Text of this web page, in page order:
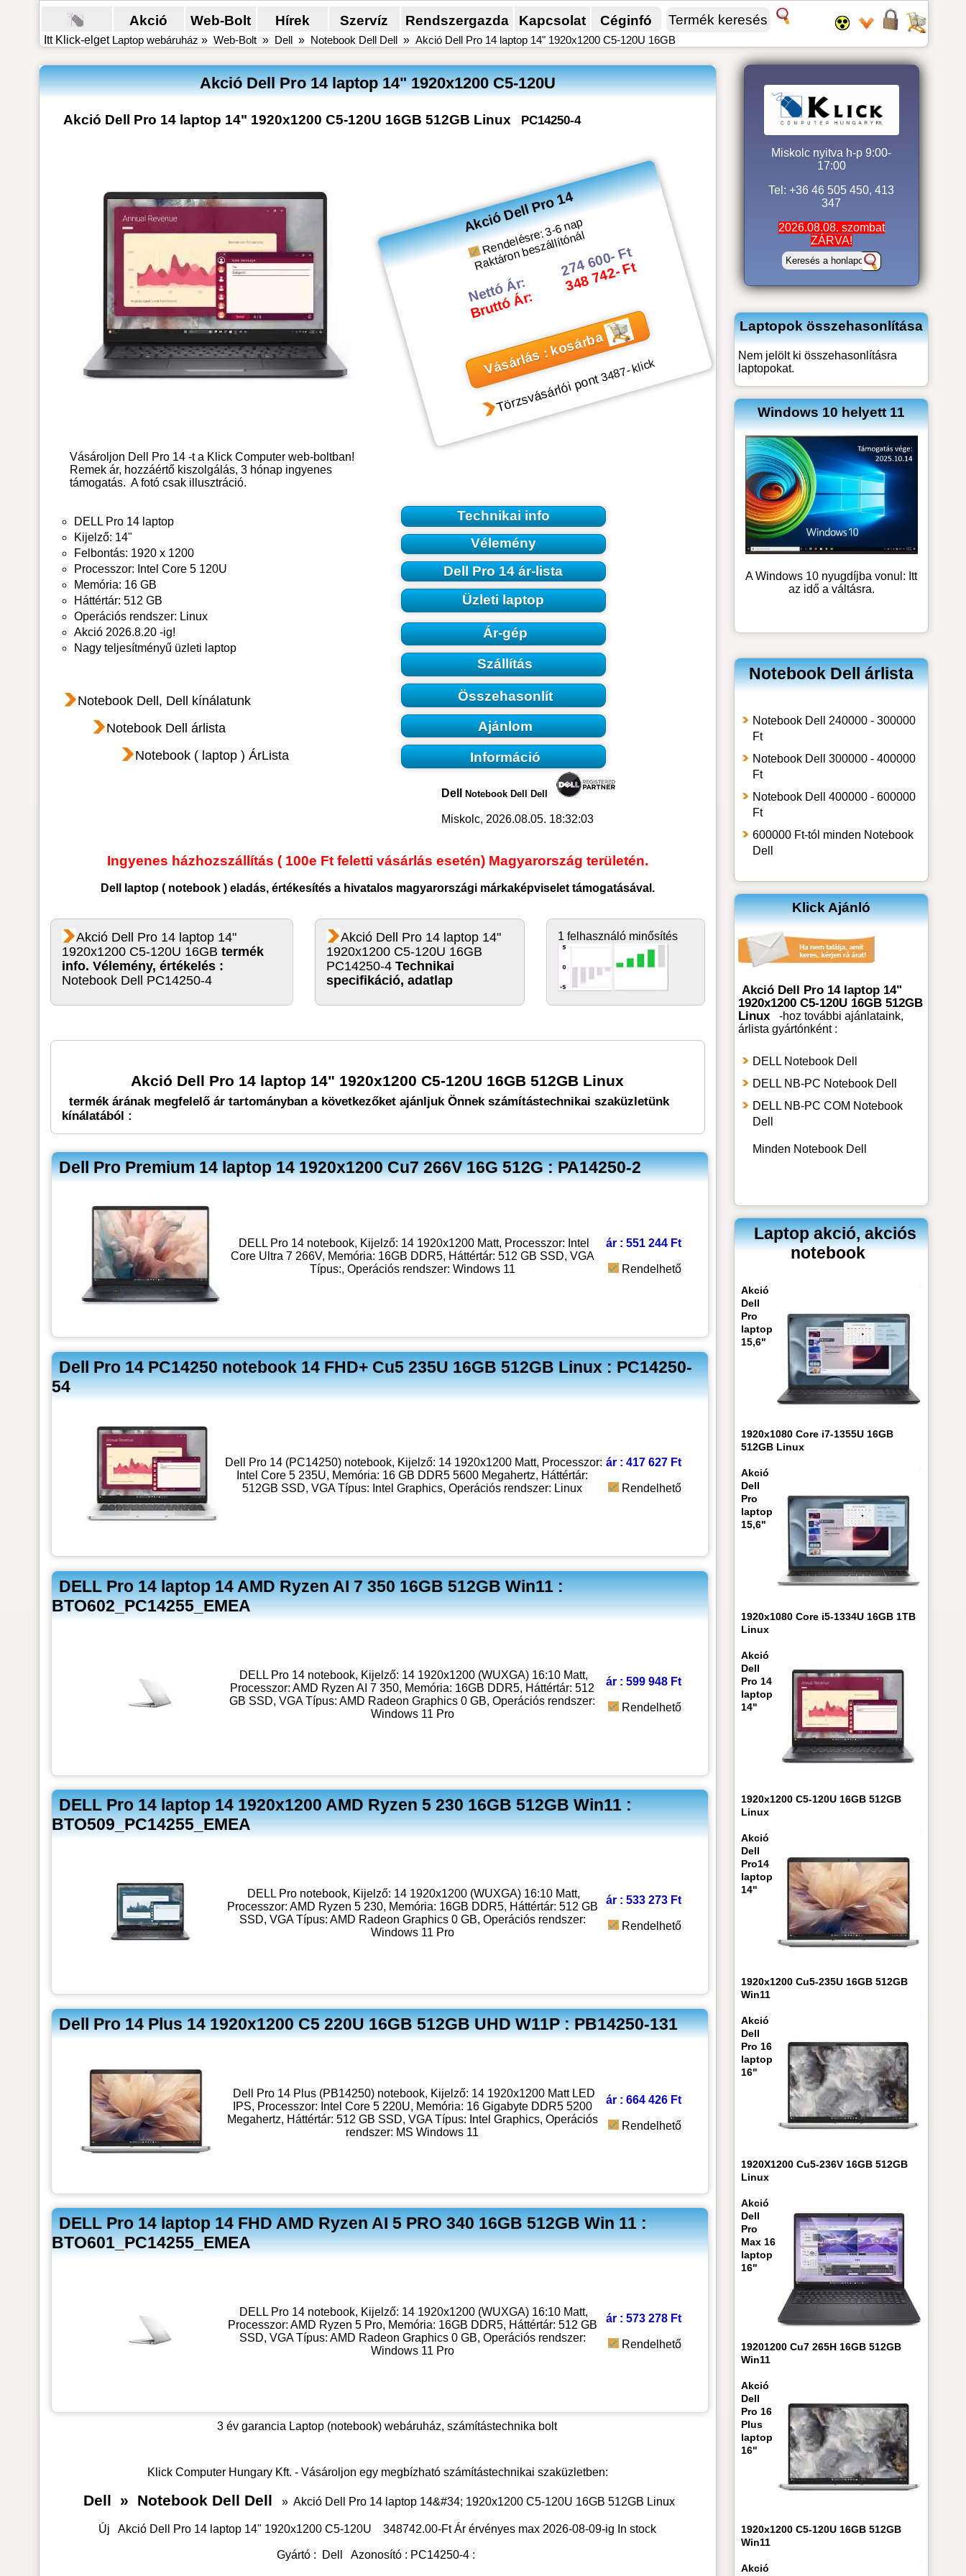
Akció Web-Bolt Hírek Szervíz Rendszergazda Kapcsolat Céginfó
Itt Klick-elget Laptop webáruház » Web-Bolt» Dell» Notebook Dell Dell» Akció Dell Pro 14 laptop 14" 1920x1200 C5-120U 16GB
Akció Dell Pro 14 laptop 14" 1920x1200 C5-120U
Akció Dell Pro 14 laptop 14" 1920x1200 C5-120U 16GB 512GB Linux PC14250-4
Vásároljon Dell Pro 14 -t a Klick Computer web-boltban!
Remek ár, hozzáértő kiszolgálás, 3 hónap ingyenes
támogatás. A fotó csak illusztráció.
Akció Dell Pro 14
Rendelésre: 3-6 nap
Raktáron beszállítónál
Nettó Ár:
Bruttó Ár:
274 600- Ft
348 742- Ft
Vásárlás : kosárba
Törzsvásárlói pont3487- klick
DELL Pro 14 laptop
Kijelző: 14"
Felbontás: 1920 x 1200
Processzor: Intel Core 5 120U
Memória: 16 GB
Háttértár: 512 GB
Operációs rendszer: Linux
Akció 2026.8.20 -ig!
Nagy teljesítményű üzleti laptop
Notebook Dell, Dell kínálatunk
Notebook Dell árlista
Notebook ( laptop ) ÁrLista
Technikai info
Vélemény
Dell Pro 14 ár-lista
Üzleti laptop
Ár-gép
Szállítás
Összehasonlít
Ajánlom
Információ
Dell Notebook Dell Dell
Miskolc, 2026.08.05. 18:32:03
Ingyenes házhozszállítás ( 100e Ft feletti vásárlás esetén) Magyarország területén.
Dell laptop ( notebook )eladás, értékesítés a hivatalos magyarországi márkaképviselet támogatásával.
Akció Dell Pro 14 laptop 14"
1920x1200 C5-120U 16GB termék
info. Vélemény, értékelés :
Notebook Dell PC14250-4
Akció Dell Pro 14 laptop 14"
1920x1200 C5-120U 16GB
PC14250-4 Technikai
specifikáció, adatlap
1 felhasználó minősítés
Akció Dell Pro 14 laptop 14" 1920x1200 C5-120U 16GB 512GB Linux
termék árának megfelelő ár tartományban a következőket ajánljuk Önnek számítástechnikai szaküzletünk
kínálatából :
Dell Pro Premium 14 laptop 14 1920x1200 Cu7 266V 16G 512G : PA14250-2
DELL Pro 14 notebook, Kijelző: 14 1920x1200 Matt, Processzor: Intel
Core Ultra 7 266V, Memória: 16GB DDR5, Háttértár: 512 GB SSD, VGA
Típus:, Operációs rendszer: Windows 11
ár : 551 244 Ft
Rendelhető
Dell Pro 14 PC14250 notebook 14 FHD+ Cu5 235U 16GB 512GB Linux : PC14250-
54
Dell Pro 14 (PC14250) notebook, Kijelző: 14 1920x1200 Matt, Processzor:
Intel Core 5 235U, Memória: 16 GB DDR5 5600 Megahertz, Háttértár:
512GB SSD, VGA Típus: Intel Graphics, Operációs rendszer: Linux
ár : 417 627 Ft
Rendelhető
DELL Pro 14 laptop 14 AMD Ryzen AI 7 350 16GB 512GB Win11 :
BTO602_PC14255_EMEA
DELL Pro 14 notebook, Kijelző: 14 1920x1200 (WUXGA) 16:10 Matt,
Processzor: AMD Ryzen AI 7 350, Memória: 16GB DDR5, Háttértár: 512
GB SSD, VGA Típus: AMD Radeon Graphics 0 GB, Operációs rendszer:
Windows 11 Pro
ár : 599 948 Ft
Rendelhető
DELL Pro 14 laptop 14 1920x1200 AMD Ryzen 5 230 16GB 512GB Win11 :
BTO509_PC14255_EMEA
DELL Pro notebook, Kijelző: 14 1920x1200 (WUXGA) 16:10 Matt,
Processzor: AMD Ryzen 5 230, Memória: 16GB DDR5, Háttértár: 512 GB
SSD, VGA Típus: AMD Radeon Graphics 0 GB, Operációs rendszer:
Windows 11 Pro
ár : 533 273 Ft
Rendelhető
Dell Pro 14 Plus 14 1920x1200 C5 220U 16GB 512GB UHD W11P : PB14250-131
Dell Pro 14 Plus (PB14250) notebook, Kijelző: 14 1920x1200 Matt LED
IPS, Processzor: Intel Core 5 220U, Memória: 16 Gigabyte DDR5 5200
Megahertz, Háttértár: 512 GB SSD, VGA Típus: Intel Graphics, Operációs
rendszer: MS Windows 11
ár : 664 426 Ft
Rendelhető
DELL Pro 14 laptop 14 FHD AMD Ryzen AI 5 PRO 340 16GB 512GB Win 11 :
BTO601_PC14255_EMEA
DELL Pro 14 notebook, Kijelző: 14 1920x1200 (WUXGA) 16:10 Matt,
Processzor: AMD Ryzen 5 Pro, Memória: 16GB DDR5, Háttértár: 512 GB
SSD, VGA Típus: AMD Radeon Graphics 0 GB, Operációs rendszer:
Windows 11 Pro
ár : 573 278 Ft
Rendelhető
3 év garancia Laptop (notebook) webáruház, számítástechnika bolt
Klick Computer Hungary Kft. - Vásároljon egy megbízható számítástechnikai szaküzletben:
Dell » Notebook Dell Dell »Akció Dell Pro 14 laptop 14&#34; 1920x1200 C5-120U 16GB 512GB Linux
ÚjAkció Dell Pro 14 laptop 14" 1920x1200 C5-120U 348742.00-Ft Ár érvényes max 2026-08-09-ig In stock
Gyártó : Dell Azonosító : PC14250-4 :
Miskolc nyitva h-p 9:00-
17:00
Tel: +36 46 505 450, 413
347
2026.08.08. szombat
ZÁRVA!
Laptopok összehasonlítása
Nem jelölt ki összehasonlításra
laptopokat.
Windows 10 helyett 11
A Windows 10 nyugdíjba vonul: Itt
az idő a váltásra.
Notebook Dell árlista
Notebook Dell 240000 - 300000
Ft
Notebook Dell 300000 - 400000
Ft
Notebook Dell 400000 - 600000
Ft
600000 Ft-tól minden Notebook
Dell
Klick Ajánló
Akció Dell Pro 14 laptop 14"
1920x1200 C5-120U 16GB 512GB
Linux
-hoztovábbi ajánlataink,
árlista gyártónként :
DELL Notebook Dell
DELL NB-PC Notebook Dell
DELL NB-PC COM Notebook
Dell
Minden Notebook Dell
Laptop akció, akciós
notebook
Akció
Dell
Pro
laptop
15,6"
1920x1080 Core i7-1355U 16GB
512GB Linux
Akció
Dell
Pro
laptop
15,6"
1920x1080 Core i5-1334U 16GB 1TB
Linux
Akció
Dell
Pro 14
laptop
14"
1920x1200 C5-120U 16GB 512GB
Linux
Akció
Dell
Pro14
laptop
14"
1920x1200 Cu5-235U 16GB 512GB
Win11
Akció
Dell
Pro 16
laptop
16"
1920X1200 Cu5-236V 16GB 512GB
Linux
Akció
Dell
Pro
Max 16
laptop
16"
19201200 Cu7 265H 16GB 512GB
Win11
Akció
Dell
Pro 16
Plus
laptop
16"
1920x1200 C5-120U 16GB 512GB
Win11
Akció